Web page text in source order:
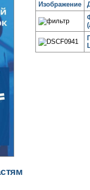
Изображение